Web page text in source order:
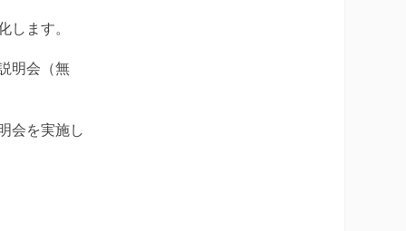
します。
明会（無
会を実施し